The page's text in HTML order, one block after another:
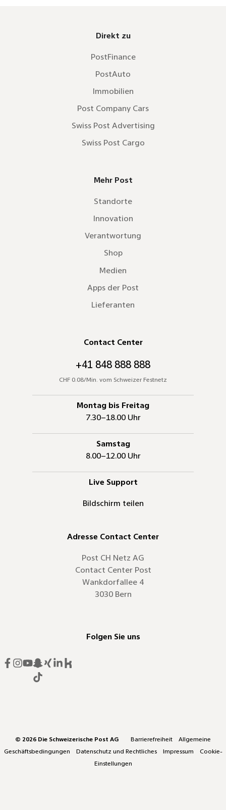
Direkt zu
PostFinance
PostAuto
Immobilien
Post Company Cars
Swiss Post Advertising
Swiss Post Cargo
Mehr Post
Standorte
Innovation
Verantwortung
Shop
Medien
Apps der Post
Lieferanten
Contact Center
+41 848 888 888
CHF 0.08/Min. vom Schweizer Festnetz
Montag bis Freitag
7.30–18.00 Uhr
Samstag
8.00–12.00 Uhr
Live Support
Bildschirm teilen
Adresse Contact Center
Post CH Netz AG
Contact Center Post
Wankdorfallee 4
3030 Bern
Folgen Sie uns
Facebook
Instagram
Youtube
Snapchat
XingLinkedin
© 2026 Die Schweizerische Post AG Barrierefreiheit
Allgemeine
Geschäftsbedingungen
Datenschutz und Rechtliches Impressum
Cookie-
Einstellungen